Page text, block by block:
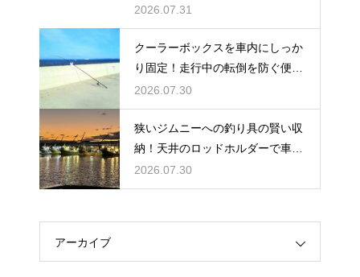
ピカに
2026.07.31
クーラーボックスを車内にしっか
り固定！走行中の転倒を防ぐ便利
な工夫
2026.07.30
狭いジムニーへの釣り具の賢い収
納！天井のロッドホルダーで車内
を広く使う
2026.07.30
アーカイブ